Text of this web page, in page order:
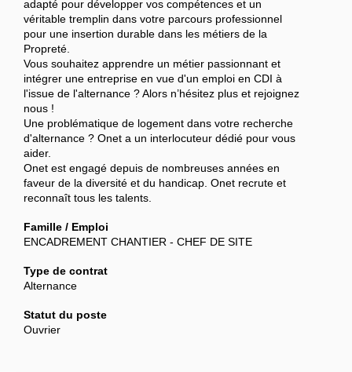
adapté pour développer vos compétences et un
véritable tremplin dans votre parcours professionnel
pour une insertion durable dans les métiers de la
Propreté.
Vous souhaitez apprendre un métier passionnant et
intégrer une entreprise en vue d'un emploi en CDI à
l'issue de l'alternance ? Alors n’hésitez plus et rejoignez
nous !
Une problématique de logement dans votre recherche
d'alternance ? Onet a un interlocuteur dédié pour vous
aider.
Onet est engagé depuis de nombreuses années en
faveur de la diversité et du handicap. Onet recrute et
reconnaît tous les talents.
Famille / Emploi
ENCADREMENT CHANTIER - CHEF DE SITE
Type de contrat
Alternance
Statut du poste
Ouvrier